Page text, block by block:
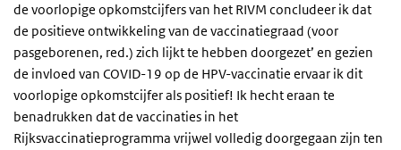
de voorlopige opkomstcijfers van het RIVM concludeer ik dat
de positieve ontwikkeling van de vaccinatiegraad (voor
pasgeborenen, red.) zich lijkt te hebben doorgezet’ en gezien
de invloed van COVID-19 op de HPV-vaccinatie ervaar ik dit
voorlopige opkomstcijfer als positief! Ik hecht eraan te
benadrukken dat de vaccinaties in het
Rijksvaccinatieprogramma vrijwel volledig doorgegaan zijn ten